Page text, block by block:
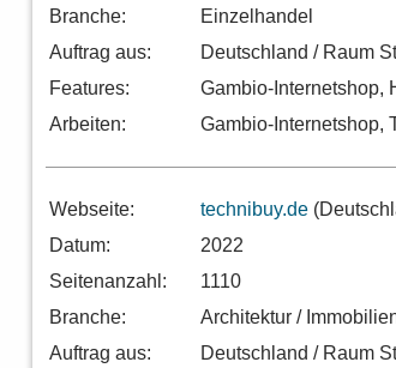
Branche:
Einzelhandel
Auftrag aus:
Deutschland / Raum
Features:
Gambio-Internetshop,
Arbeiten:
Gambio-Internetshop,
Webseite: technibuy.de
Datum:
2022
Seitenanzahl:
1110
Branche:
Architektur /
Auftrag aus:
Deutschland / Raum